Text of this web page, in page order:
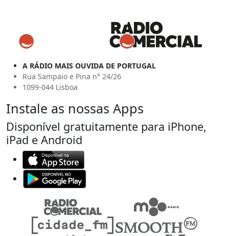
A RÁDIO MAIS OUVIDA DE PORTUGAL
Rua Sampaio e Pina n° 24/26
1099-044 Lisboa
Instale as nossas Apps
Disponível gratuitamente para iPhone,
iPad e Android